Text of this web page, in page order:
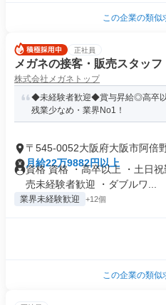
この企業の類似
正社員
メガネの接客・販売スタッフ
株式会社メガネトップ
◆未経験者歓迎◆賞与昇給◎高卒以
残業少なめ・業界No1！
〒545-0052大阪府大阪市阿倍
月給22万9882円以上
資格 資格 ・高卒以上 ・土日
売未経験者歓迎 ・ダブルワ...
業界未経験歓迎 +12個
この企業の類似